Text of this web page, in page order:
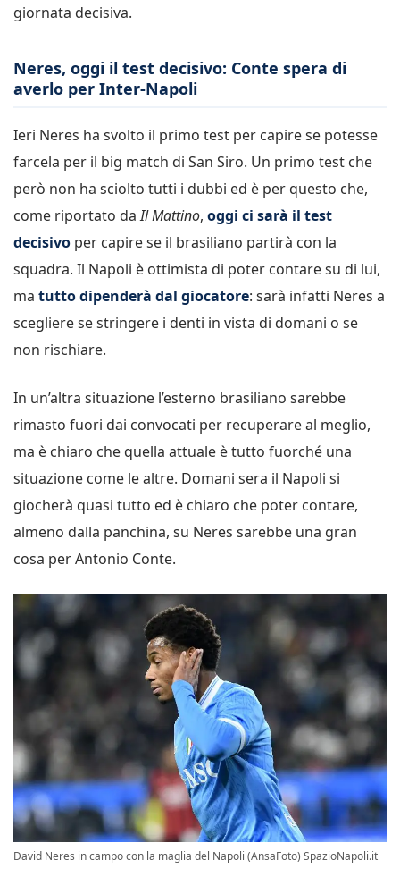
giornata decisiva.
Neres, oggi il test decisivo: Conte spera di
averlo per Inter-Napoli
Ieri Neres ha svolto il primo test per capire se potesse
farcela per il big match di San Siro. Un primo test che
però non ha sciolto tutti i dubbi ed è per questo che,
come riportato daIl Mattino, oggi ci sarà il test
decisivo per capire se il brasiliano partirà con la
squadra. Il Napoli è ottimista di poter contare su di lui,
ma tutto dipenderà dal giocatore: sarà infatti Neres a
scegliere se stringere i denti in vista di domani o se
non rischiare.
In un’altra situazione l’esterno brasiliano sarebbe
rimasto fuori dai convocati per recuperare al meglio,
ma è chiaro che quella attuale è tutto fuorché una
situazione come le altre. Domani sera il Napoli si
giocherà quasi tutto ed è chiaro che poter contare,
almeno dalla panchina, su Neres sarebbe una gran
cosa per Antonio Conte.
David Neres in campo con la maglia del Napoli (AnsaFoto) SpazioNapoli.it